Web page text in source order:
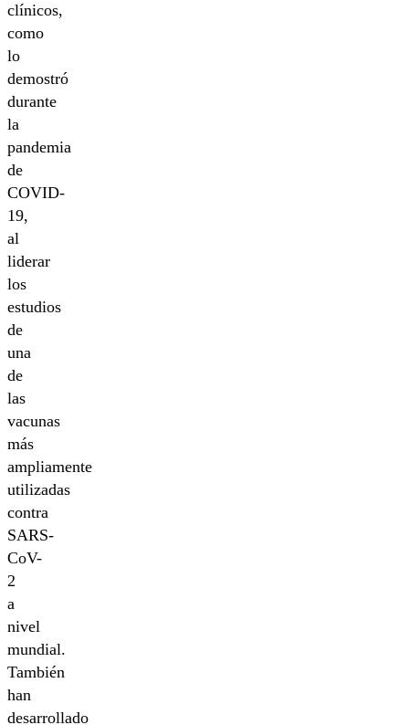
clínicos,
como
lo
demostró
durante
la
pandemia
de
COVID-
19,
al
liderar
los
estudios
de
una
de
las
vacunas
más
ampliamente
utilizadas
contra
SARS-
CoV-
2
a
nivel
mundial.
También
han
desarrollado